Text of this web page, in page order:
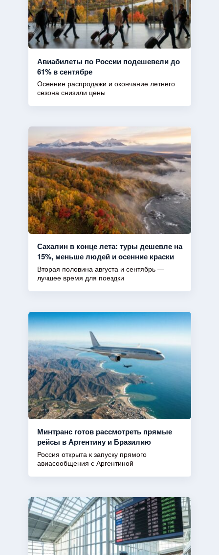
Авиабилеты по России подешевели до
61% в сентябре
Осенние распродажи и окончание летнего
сезона снизили цены
Сахалин в конце лета: туры дешевле на
15%, меньше людей и осенние краски
Вторая половина августа и сентябрь —
лучшее время для поездки
Минтранс готов рассмотреть прямые
рейсы в Аргентину и Бразилию
Россия открыта к запуску прямого
авиасообщения с Аргентиной